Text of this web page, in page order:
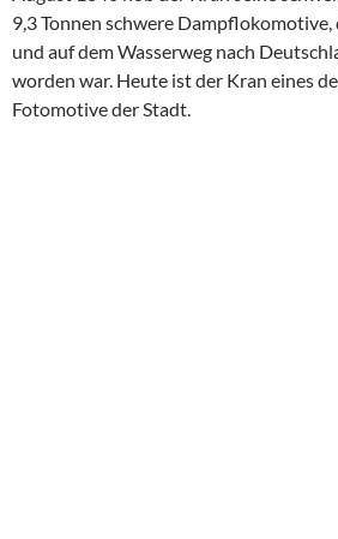
9,3 Tonnen schwere Dampflokomotive,
und auf dem Wasserweg nach
worden war. Heute ist der Kran eines
Fotomotive der Stadt.